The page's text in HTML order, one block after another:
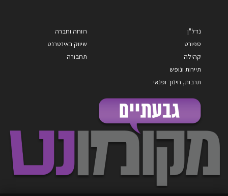
נדל"ן
ספורט
קהילה
תיירות ונופש
תרבות, חינוך ופנאי
רווחה וחברה
שיווק באינטרנט
תחבורה